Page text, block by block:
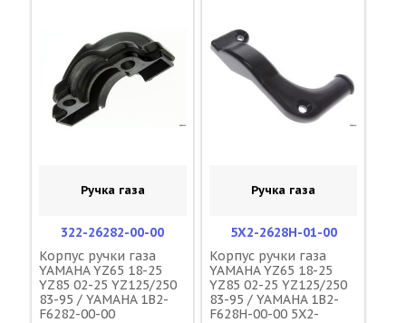
Ручка газа
322-26282-00-00
Корпус ручки газа
YAMAHA YZ65 18-25
YZ85 02-25 YZ125/250
83-95 / YAMAHA 1B2-
F6282-00-00
Ручка газа
5X2-2628H-01-00
Корпус ручки газа
YAMAHA YZ65 18-25
YZ85 02-25 YZ125/250
83-95 / YAMAHA 1B2-
F628H-00-00 5X2-